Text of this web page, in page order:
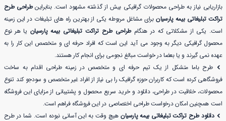
بازاریابی نیاز به طراحی محصولات گرافیکی بیش از گذشته مشهود است. بنابراینطراحی طرح
تراکت تبلیغاتی بیمه پارسیان برای مشاغل مربوطه یکی از بهترین راه های تبلیغات در این زمینه
است. یکی از مشکلاتی که در هنگامطراحی طرح تراکت تبلیغاتی بیمه پارسیان یا هر نوع
محصول گرافیکی دیگر به وجود می آید این است که افراد حرفه ای و متخصص این کار را به
عهده نمی گیرند و یا بعضا در خواست مبالغ نجومی برای انجام کار هستند.
طرح باما متشکل از یک تیم حرفه ای و متخصص در زمینه طراحی اقدام به ساخت
فروشگاهی کرده است که کاربران حوزه گرافیک را بی نیاز از افراد غیر متخصص و سودجو کند تنوع
محصولات، خلاقیت در طراحی، دانلود و خرید سریع محصول و پشتیبانی از مزایای این فروشگاه
است همچنین امکان درخواست طراحی اختصاصی در این فروشگاه فراهم است.
دانلود طرح تراکت تبلیغاتی بیمه پارسیانهیچ وقت به این آسانی نبوده است. شما در طرح